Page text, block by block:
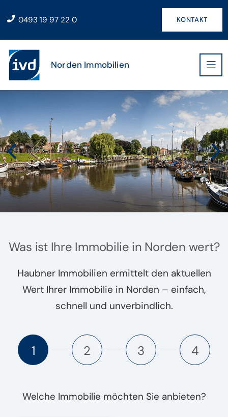
0493 19 97 22 0 KONTAKT
Norden Immobilien
Was ist Ihre Immobilie in Norden wert?
Haubner Immobilien ermittelt den aktuellen
Wert Ihrer Immobilie in Norden – einfach,
schnell und unverbindlich.
1 2 3 4
Welche Immobilie möchten Sie anbieten?